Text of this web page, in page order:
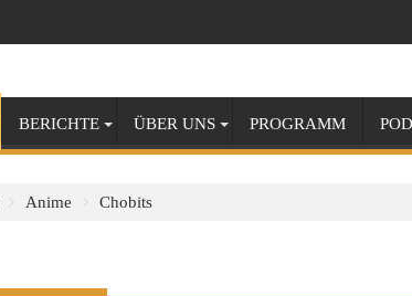
BERICHTE ÜBER UNS PROGRAMM
Anime Chobits